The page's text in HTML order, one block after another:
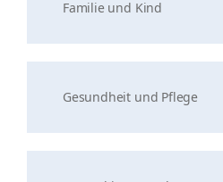
Familie und Kind
Gesundheit und Pflege